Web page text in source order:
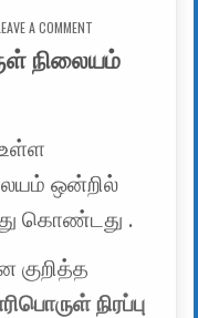
A COMMENTON பிரிட்டனில்
நிலையம்
உள்ள
ஒன்றில்
கொண்டது .
குறித்த
நிரப்பு